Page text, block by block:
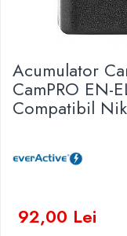
Becuri LED
Lanterne
Lampi
Kit-uri vlogging
Convertoare tensiune
Ventilatoare
Baterii Zinc-Aer
Acumulator
CamPRO EN-
Compatibil
92,00 Lei